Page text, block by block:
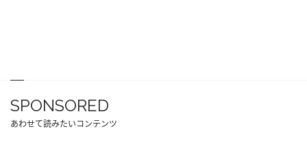
SPONSORED
あわせて読みたいコンテンツ